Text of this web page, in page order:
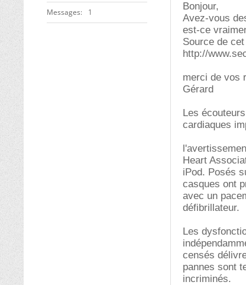
Messages 1
Bonjour,
Avez-vous
est-ce
Source de
http://
merci de vos
Gérard
Les
cardiaques
Heart
iPod. Posés
casques ont
avec un
défibrillateur.
Les
censés
pannes sont
incriminés.